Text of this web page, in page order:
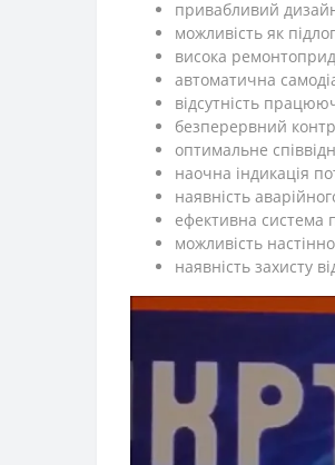
привабливий
можливість як
висока
автоматична
відсутність
безперервний
оптимальне
наочна індикація
наявність
ефективна система
можливість
наявність захисту